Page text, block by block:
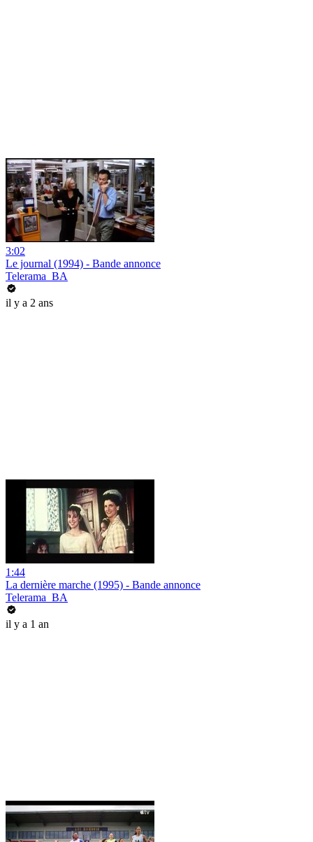
3:02
Le journal (1994) - Bande annonce
Telerama_BA
il y a 2 ans
1:44
La dernière marche (1995) - Bande annonce
Telerama_BA
il y a 1 an